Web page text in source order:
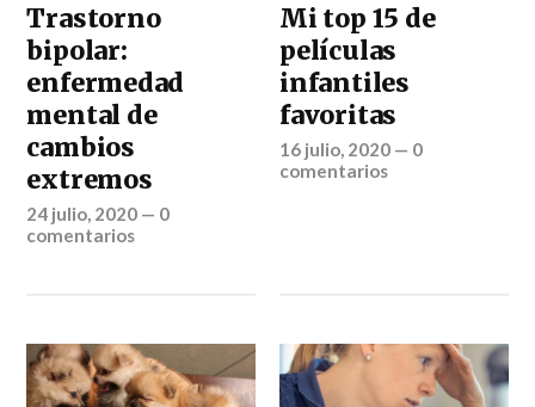
Trastorno
bipolar:
enfermedad
mental de
cambios
extremos
24 julio, 2020 — 0
comentarios
Mi top 15 de
películas
infantiles
favoritas
16 julio, 2020 — 0
comentarios